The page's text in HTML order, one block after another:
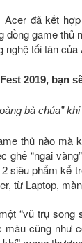
Acer đã kết
đồng game
nghệ tối tân của
2019, bạn
bà chúa”
thủ nào mà
ghế “ngai
siêu phẩm kể
từ Laptop,
“vũ trụ song
màu cũng như